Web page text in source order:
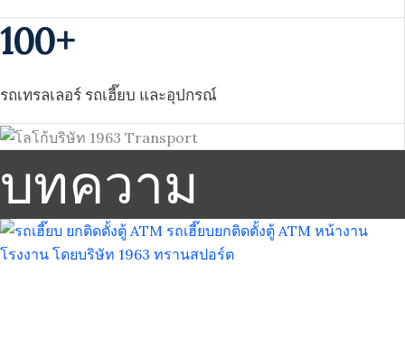
100+
รถเทรลเลอร์ รถเฮี๊ยบ และอุปกรณ์
บทความ